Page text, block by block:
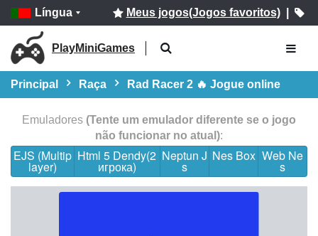
Língua Meus jogos(Jogos favoritos)|
PlayMiniGames
Principal Raça Rad Racer 2 🔥 Jogue online
Emuladores (Tente um emulador diferente se o jogo
não funcionar no atual):
EJS (Multip
layer)
Html 5 Dendy(2
игрока)
Neptun J
s
Nes Box Web Ne
s